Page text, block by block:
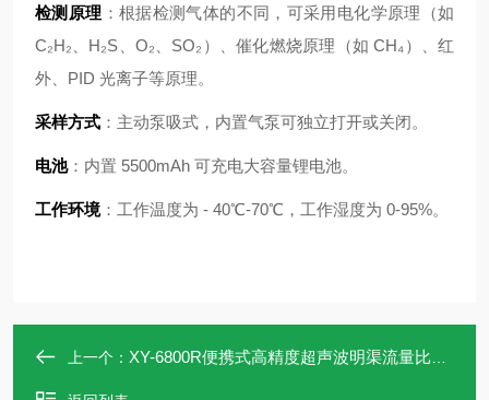
检测原理 ：根据检测气体的不同，可采用电化学原理（如
C₂H₂、H₂S、O₂、SO₂）、催化燃烧原理（如 CH₄）、红
外、PID 光离子等原理。
采样方式 ：主动泵吸式，内置气泵可独立打开或关闭。
电池：内置 5500mAh 可充电大容量锂电池。
工作环境：工作温度为 - 40℃-70℃，工作湿度为 0-95%。
上一个： XY-6800R便携式高精度超声波明渠流量比对装置